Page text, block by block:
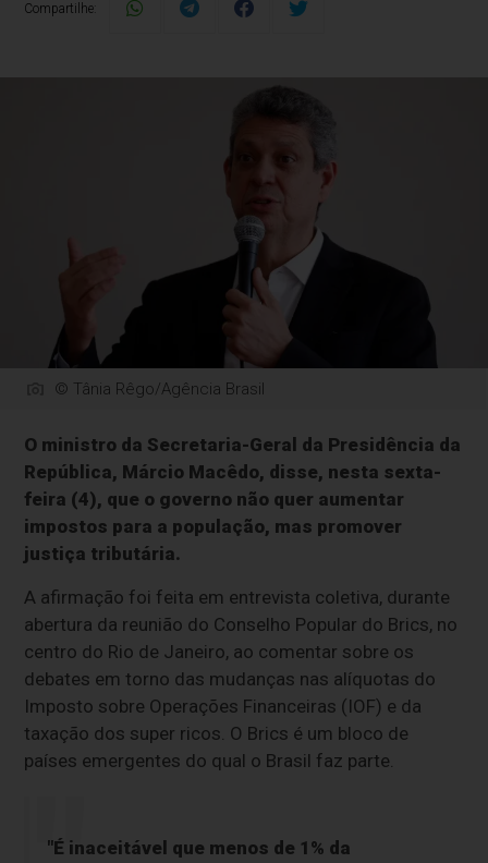
Compartilhe:
© Tânia Rêgo/Agência Brasil
O ministro da Secretaria-Geral da Presidência da
República, Márcio Macêdo, disse, nesta sexta-
feira (4), que o governo não quer aumentar
impostos para a população, mas promover
justiça tributária.
A afirmação foi feita em entrevista coletiva, durante
abertura da reunião do Conselho Popular do Brics, no
centro do Rio de Janeiro, ao comentar sobre os
debates em torno das mudanças nas alíquotas do
Imposto sobre Operações Financeiras (IOF) e da
taxação dos super ricos. O Brics é um bloco de
países emergentes do qual o Brasil faz parte.
"É inaceitável que menos de 1% da